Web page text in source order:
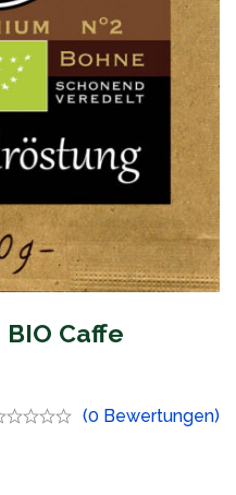
Caffe
(0 Bewertungen)